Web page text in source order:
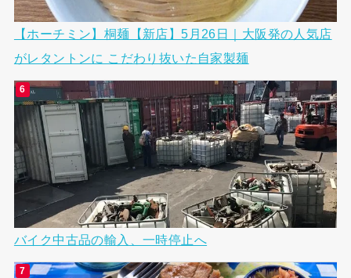
【ホーチミン】桐麺【新店】5月26日｜大阪発の人気店
がレタントンに こだわり抜いた自家製麺
バイク中古品の輸入、一時停止へ